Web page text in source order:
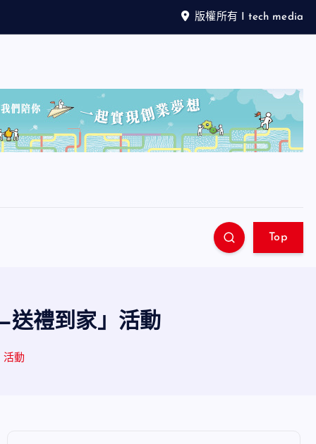
版權所有 I tech media
Top
送禮到家」活動
活動